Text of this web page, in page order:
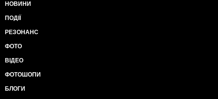
НОВИНИ
ПОДІЇ
РЕЗОНАНС
ФОТО
ВІДЕО
ФОТОШОПИ
БЛОГИ